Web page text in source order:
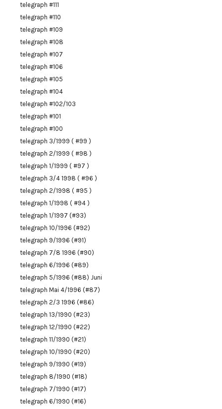
telegraph #111
telegraph #110
telegraph #109
telegraph #108
telegraph #107
telegraph #106
telegraph #105
telegraph #104
telegraph #102/103
telegraph #101
telegraph #100
telegraph 3/1999 ( #99 )
telegraph 2/1999 ( #98 )
telegraph 1/1999 ( #97 )
telegraph 3/4 1998 ( #96 )
telegraph 2/1998 ( #95 )
telegraph 1/1998 ( #94 )
telegraph 1/1997 (#93)
telegraph 10/1996 (#92)
telegraph 9/1996 (#91)
telegraph 7/8 1996 (#90)
telegraph 6/1996 (#89)
telegraph 5/1996 (#88) Juni
telegraph Mai 4/1996 (#87)
telegraph 2/3 1996 (#86)
telegraph 13/1990 (#23)
telegraph 12/1990 (#22)
telegraph 11/1990 (#21)
telegraph 10/1990 (#20)
telegraph 9/1990 (#19)
telegraph 8/1990 (#18)
telegraph 7/1990 (#17)
telegraph 6/1990 (#16)